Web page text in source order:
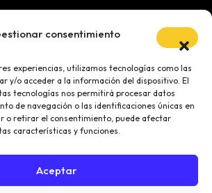
consentimiento
experiencias, utilizamos tecnologías como las
y/o acceder a la información del dispositivo. El
tecnologías nos permitirá procesar datos
de navegación o las identificaciones únicas en
o retirar el consentimiento, puede afectar
características y funciones.
Aceptar
(UE)